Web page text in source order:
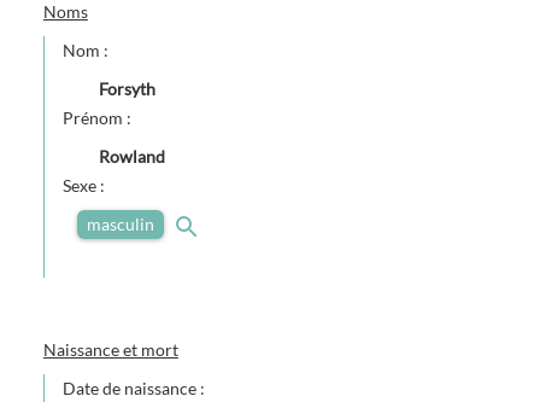
Noms
Nom :
Forsyth
Prénom :
Rowland
Sexe :
masculin
Naissance et mort
Date de naissance :